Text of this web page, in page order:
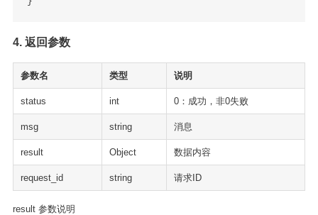
4. 返回参数
参数名 类型 说明
status int 0：成功，非0失败
msg string 消息
result Object 数据内容
request_id string 请求ID
result 参数说明